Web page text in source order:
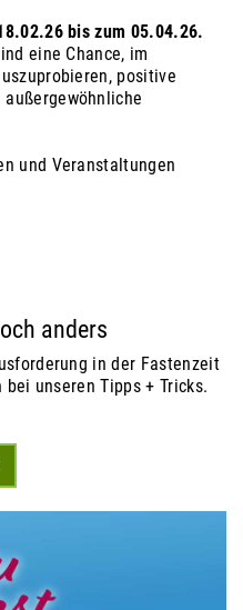
bis zum 05.04.26.
eine Chance, im
positive
und Veranstaltungen
anders
in der Fastenzeit
unseren Tipps + Tricks.